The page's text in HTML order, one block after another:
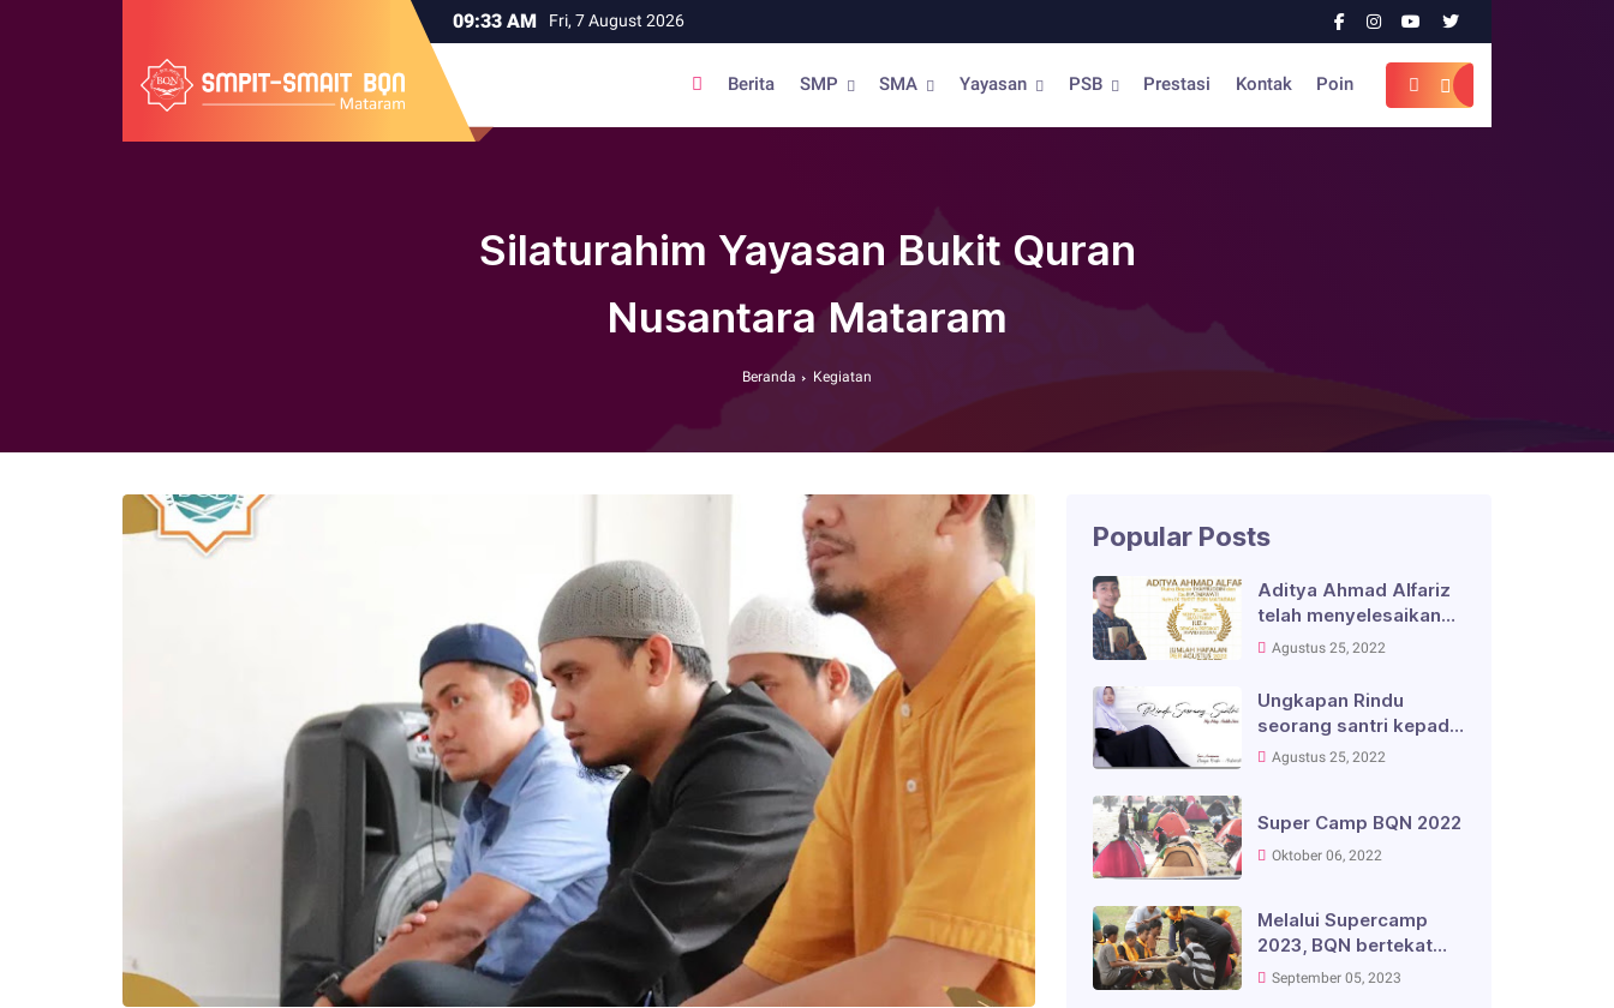
09:33 AM Fri, 7 August 2026
Berita SMP SMA Yayasan PSB Prestasi Kontak Poin
Silaturahim Yayasan Bukit Quran
Nusantara Mataram
Beranda Kegiatan
Popular Posts
Aditya Ahmad Alfariz
telah menyelesaikan
Ujian Tasmi' Juz 5
Jayyid Jiddan
Agustus 25, 2022
Ungkapan Rindu
seorang santri kepada
kedua orangtua
Agustus 25, 2022
Super Camp BQN 2022
Oktober 06, 2022
Melalui Supercamp
2023, BQN bertekat
mengembangkan
September 05, 2023